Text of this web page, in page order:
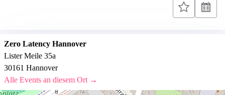
Zero Latency Hannover
Lister Meile 35a
30161 Hannover
Alle Events an diesem Ort →